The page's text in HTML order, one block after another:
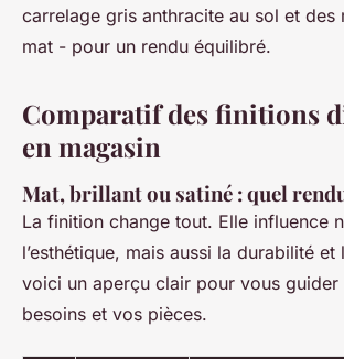
carrelage gris anthracite au sol et des
mat - pour un rendu équilibré.
Comparatif des finitions
en magasin
Mat, brillant ou satiné : quel
La finition change tout. Elle influence
l’esthétique, mais aussi la durabilité et
voici un aperçu clair pour vous guider
besoins et vos pièces.